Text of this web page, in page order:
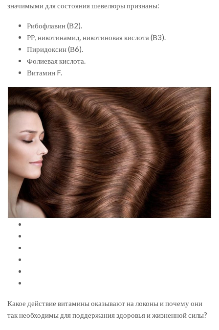
значимыми для состояния шевелюры признаны:
Рибофлавин (В2).
РР, никотинамид, никотиновая кислота (В3).
Пиридоксин (В6).
Фолиевая кислота.
Витамин F.
Какое действие витамины оказывают на локоны и почему они
так необходимы для поддержания здоровья и жизненной силы?